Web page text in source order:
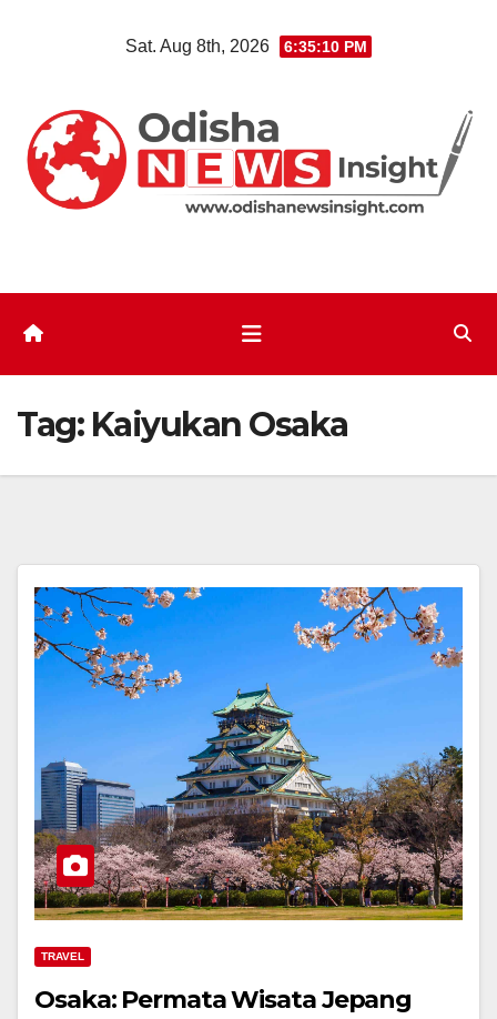
Sat. Aug 8th, 2026 6:35:10 PM
Tag: Kaiyukan Osaka
TRAVEL
Osaka: Permata Wisata Jepang